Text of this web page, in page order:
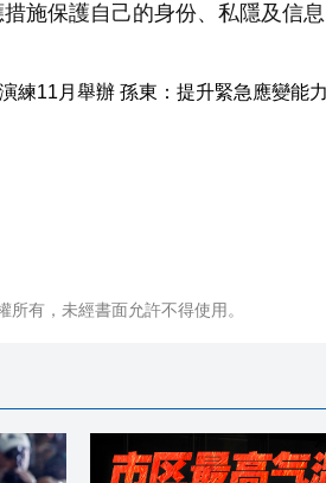
施保護自己的身份、私隱及信
所有，未經書面允許不得使用。